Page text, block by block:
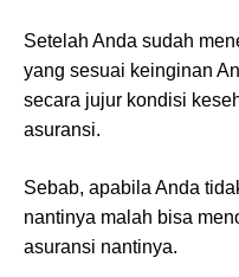
Setelah Anda sudah
yang sesuai keinginan
secara jujur kondisi
asuransi.
Sebab, apabila Anda
nantinya malah bisa
asuransi nantinya.